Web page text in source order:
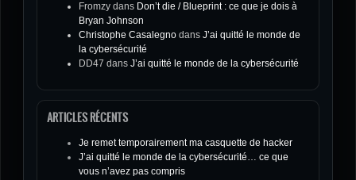
Fromzy dans Don’t die / Blueprint : ce que je dois à
Bryan Johnson
Christophe Casalegno dans J’ai quitté le monde de
la cybersécurité
DD47 dans J’ai quitté le monde de la cybersécurité
ARTICLES RÉCENTS
Je remet temporairement ma casquette de hacker
J’ai quitté le monde de la cybersécurité… ce que
vous n’avez pas compris